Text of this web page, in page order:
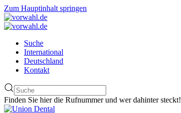
Zum Hauptinhalt springen
Suche
International
Deutschland
Kontakt
Finden Sie hier die Rufnummer und wer dahinter steckt!